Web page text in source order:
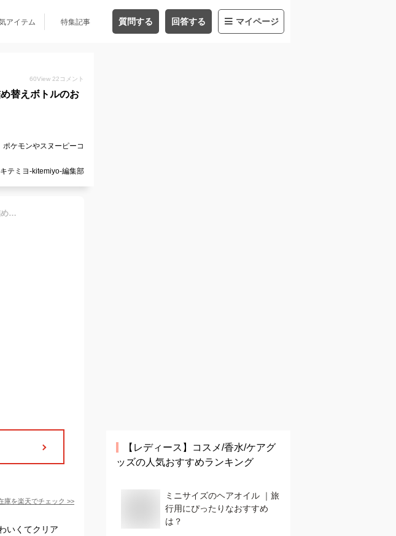
アイテム 特集記事 質問する 回答する マイページ
60View 22 コメント
替えボトルのお
ケモンやスヌーピーコ
キテミヨ-kitemiyo-編集部
[13〜24日まで P20倍]マスコット付き ソープ ディスペンサー 250ml 詰め替え ボトル 手洗い ポンプボトル スケーター skater BSSD1 くまのプーさん プーさん Pooh 女性 レディース【ハンドソープ 洗面用品 洗面所 手動 キャラクター】
庫を楽天でチェック >>
いくてクリア
【レディース】
コスメ/香水/ケアグ
ッズの人気おすすめランキング
ミニサイズのヘアオイル ｜旅
行用にぴったりなおすすめ
は？